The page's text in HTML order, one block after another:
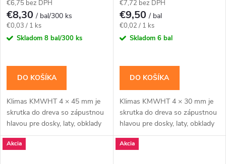
€6,75 bez DPH
€8,30/ bal/300 ks
Jednotková
cena:
€0,03 / 1 ks
Skladom 8 bal/300 ks
DO KOŠÍKA
Klimas KMWHT 4 × 45 mm je
skrutka do dreva so zápustnou
hlavou pre dosky, laty, obklady
a bežné dielenské montáže.Na
montáž použite bit TX20.
€7,72 bez DPH
€9,50/ bal
Jednotková
cena:
€0,02 / 1 ks
Skladom 6 bal
DO KOŠÍKA
Klimas KMWHT 4 × 30 mm je
skrutka do dreva so zápustnou
hlavou pre dosky, laty, obklady
a bežné dielenské montáže.Na
montáž použite bit TX20.
Akcia Akcia